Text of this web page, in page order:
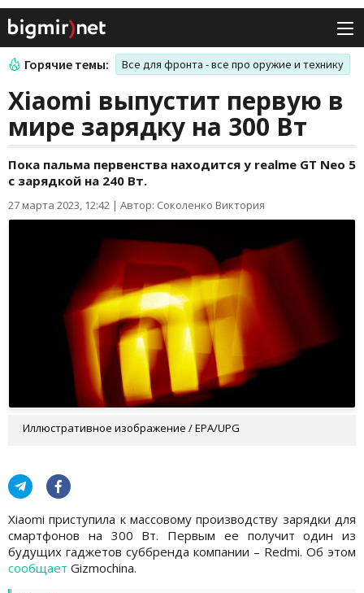
Горячие темы: Все для фронта - все про оружие и технику
Xiaomi выпустит первую в
мире зарядку на 300 Вт
Пока пальма первенства находится у realme GT Neo 5
с зарядкой на 240 Вт.
27 марта 2023, 12:42 | Автор: Соколенко Виктория
Иллюстративное изображение / EPA/UPG
Xiaomi приступила к массовому производству зарядки для
смартфонов на 300 Вт. Первым ее получит один из
будущих гаджетов суббренда компании – Redmi. Об этом
сообщает Gizmochina.